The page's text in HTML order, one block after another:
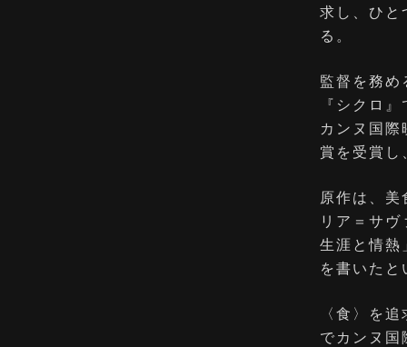
求し、ひと
る。
監督を務め
『シクロ
カンヌ国
賞を受賞し
原作は、美
リア＝サ
生涯と情熱
を書いたと
〈食〉を
でカンヌ国